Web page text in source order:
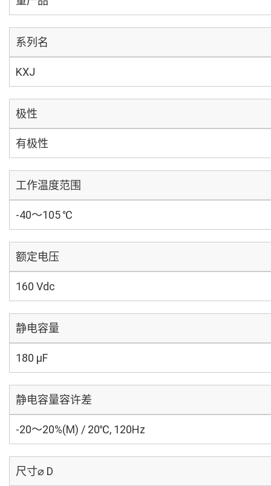
系列名
KXJ
极性
有极性
工作温度范围
-40～105 ℃
额定电压
160 Vdc
静电容量
180 µF
静电容量容许差
-20～20%(M) / 20℃, 120Hz
尺寸⌀ D